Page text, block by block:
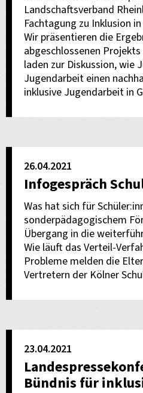
Landschaftsverband
Fachtagung zu Inklusion
Wir präsentieren die
abgeschlossenen
laden zur Diskussion, wie
Jugendarbeit einen
inklusive Jugendarbeit in
26.04.2021
Infogespräch
Was hat sich für
sonderpädagogischem
Übergang in die
Wie läuft das Verteil-
Probleme melden die
Vertretern der Kölner
23.04.2021
Bündnis für